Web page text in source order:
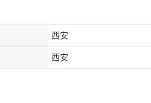
西安
西安